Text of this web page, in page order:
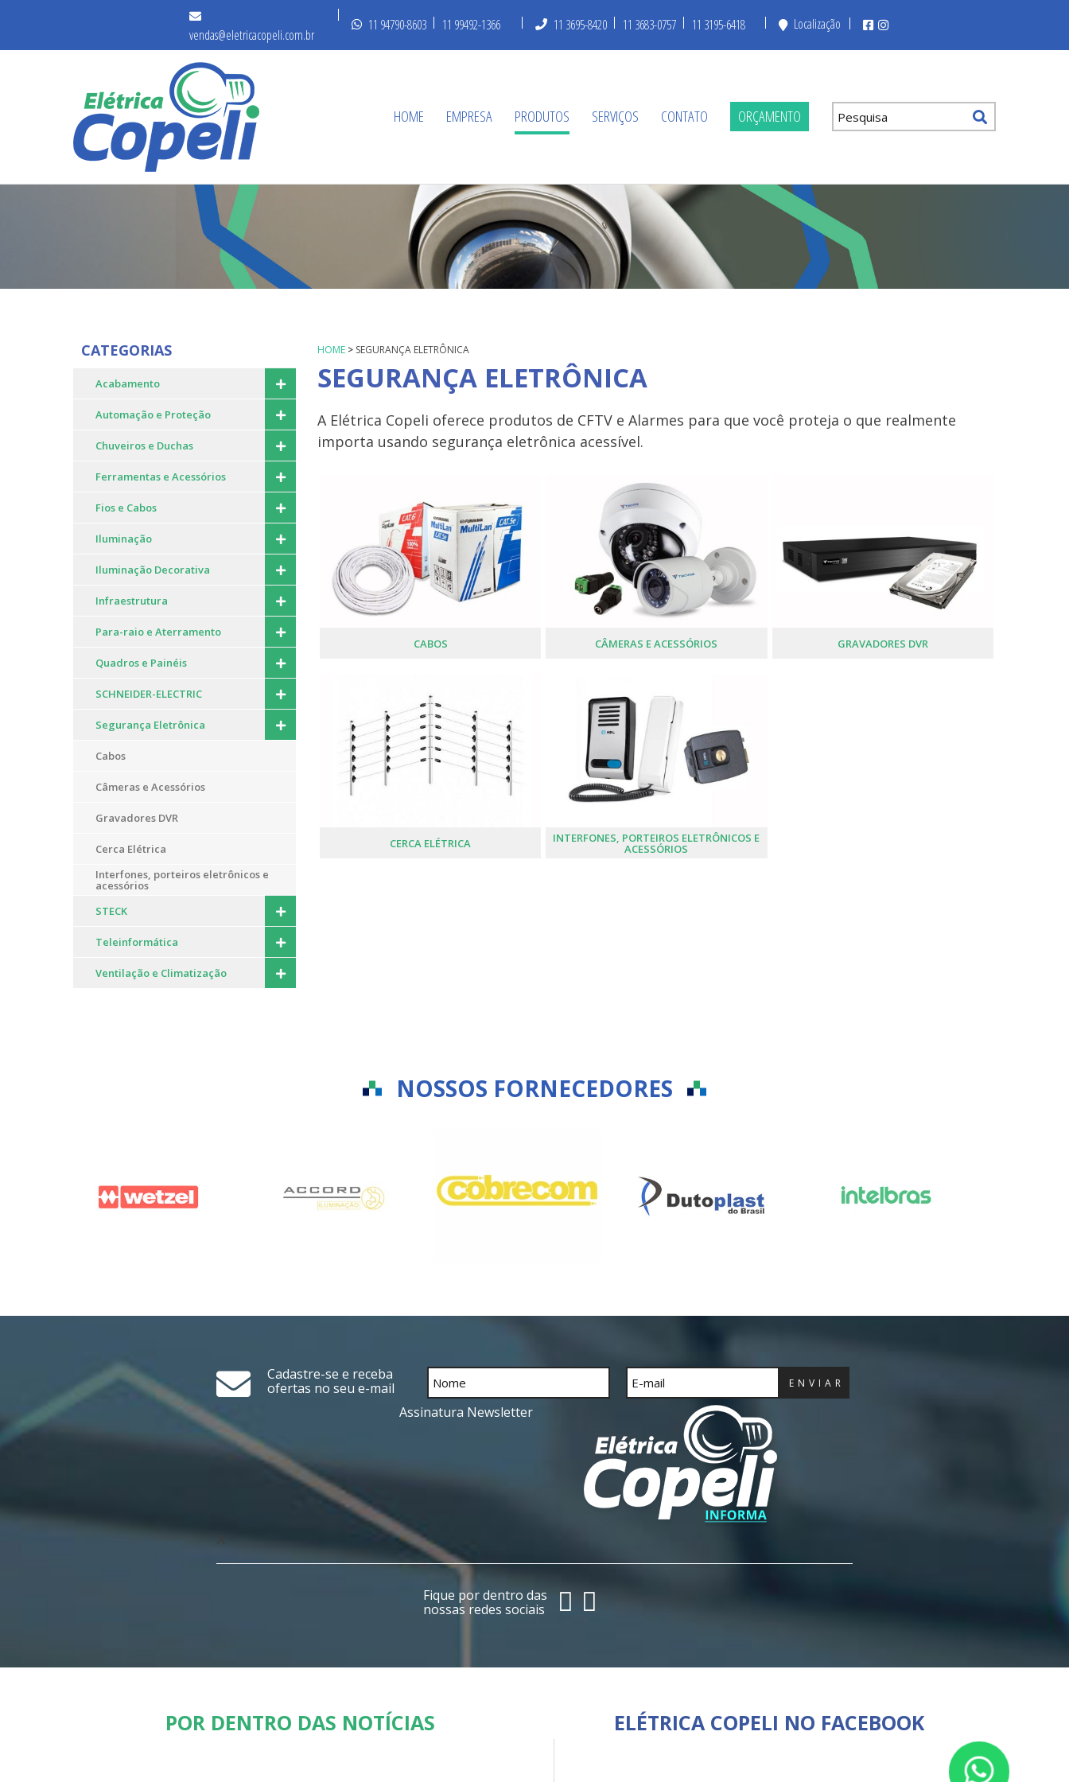
vendas@eletricacopeli.com.br
11 94790-8603 11 99492-1366 11 3695-8420 11 3683-0757 11 3195-6418 Localização
HOME EMPRESA PRODUTOS SERVIÇOS CONTATO ORÇAMENTO
CATEGORIAS
Acabamento
Automação e Proteção
Chuveiros e Duchas
Ferramentas e Acessórios
Fios e Cabos
Iluminação
Iluminação Decorativa
Infraestrutura
Para-raio e Aterramento
Quadros e Painéis
SCHNEIDER-ELECTRIC
Segurança Eletrônica
Cabos
Câmeras e Acessórios
Gravadores DVR
Cerca Elétrica
Interfones, porteiros eletrônicos e
acessórios
STECK
Teleinformática
Ventilação e Climatização
HOME > SEGURANÇA ELETRÔNICA
SEGURANÇA ELETRÔNICA
A Elétrica Copeli oferece produtos de CFTV e Alarmes para que você proteja o que realmente
importa usando segurança eletrônica acessível.
CABOS CÂMERAS E ACESSÓRIOS GRAVADORES DVR
CERCA ELÉTRICA INTERFONES, PORTEIROS ELETRÔNICOS E
ACESSÓRIOS
NOSSOS FORNECEDORES
Cadastre-se e receba
ofertas no seu e-mail
ENVIAR
Assinatura Newsletter
x
Fique por dentro das
nossas redes sociais
POR DENTRO DAS NOTÍCIAS ELÉTRICA COPELI NO FACEBOOK